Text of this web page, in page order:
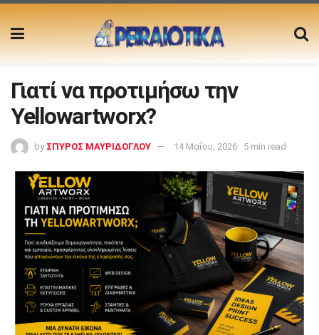
Γιατί να προτιμήσω την
Yellowartworx?
by ΣΠΥΡΟΣ ΜΑΥΡΙΔΟΓΛΟΥ 14 Μαΐου, 2026 5 min read